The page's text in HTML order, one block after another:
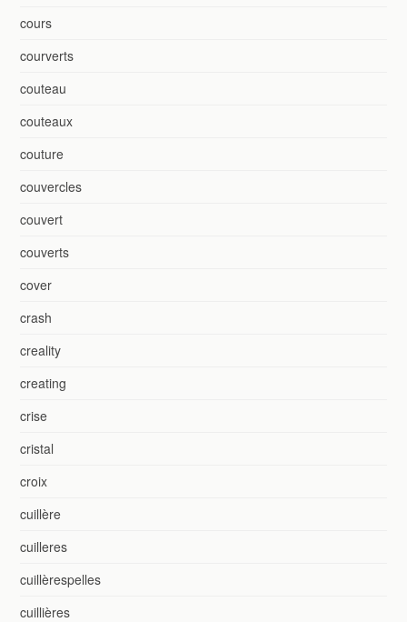
cours
courverts
couteau
couteaux
couture
couvercles
couvert
couverts
cover
crash
creality
creating
crise
cristal
croix
cuillère
cuilleres
cuillèrespelles
cuillières